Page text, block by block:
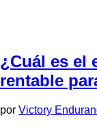
¿Cuál es el
rentable
por Victory